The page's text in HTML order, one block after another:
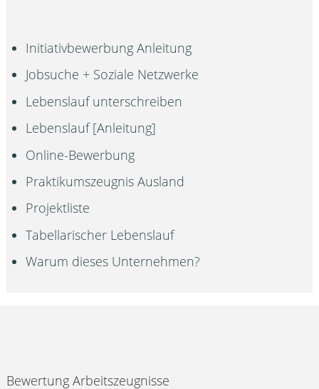
Initiativbewerbung Anleitung
Jobsuche + Soziale Netzwerke
Lebenslauf unterschreiben
Lebenslauf [Anleitung]
Online-Bewerbung
Praktikumszeugnis Ausland
Projektliste
Tabellarischer Lebenslauf
Warum dieses Unternehmen?
Bewertung Arbeitszeugnisse